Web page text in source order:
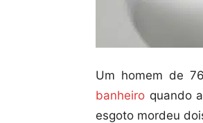
Um homem de
banheiro quando
esgoto mordeu